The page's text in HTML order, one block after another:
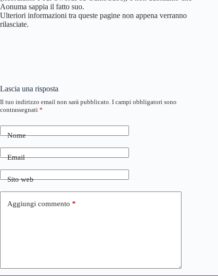
Aonuma sappia il fatto suo.
Ulteriori informazioni tra queste pagine non appena verranno
rilasciate.
Lascia una risposta
Il tuo indirizzo email non sarà pubblicato. I campi obbligatori sono
contrassegnati *
Nome
Email
Sito web
Aggiungi commento *